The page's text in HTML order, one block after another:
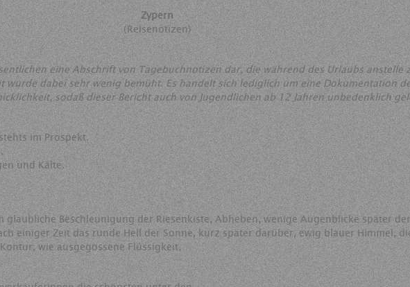
Zypern
(Reisenotizen)
eine Abschrift von Tagebuchnotizen dar, die während des Urlaubs anstelle
dabei sehr wenig bemüht. Es handelt sich lediglich um eine Dokumentation
sodaß dieser Bericht auch von Jugendlichen ab 12 Jahren unbedenklich
im Prospekt.
und Kälte.
glaubliche Beschleunigung der Riesenkiste, Abheben, wenige Augenblicke später
einiger Zeit das runde Hell der Sonne, kurz später darüber, ewig blauer Himmel,
wie ausgegossene Flüssigkeit.